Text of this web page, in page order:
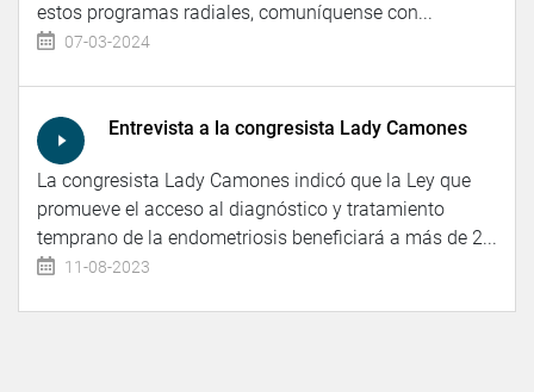
estos programas radiales, comuníquense con...
07-03-2024
Entrevista a la congresista Lady Camones
La congresista Lady Camones indicó que la Ley que
promueve el acceso al diagnóstico y tratamiento
temprano de la endometriosis beneficiará a más de 2...
11-08-2023